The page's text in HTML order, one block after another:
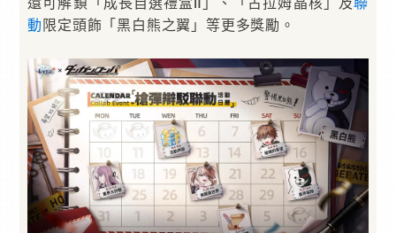
動限定頭飾「黑白熊之翼」等更多獎勵。